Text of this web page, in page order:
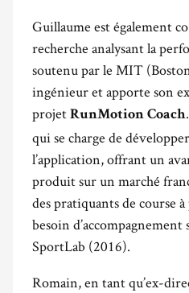
Guillaume est également
recherche analysant la
soutenu par le MIT
ingénieur et apporte son
projet RunMotion Coach
qui se charge de
l’application, offrant un
produit sur un marché
des pratiquants de course
besoin d’accompagnement
SportLab (2016).
Romain, en tant qu’ex-